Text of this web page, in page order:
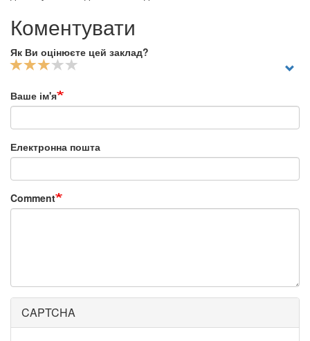
Коментувати
Як Ви оцінюєте цей заклад?
Ваше ім'я
Електронна пошта
Comment
CAPTCHA